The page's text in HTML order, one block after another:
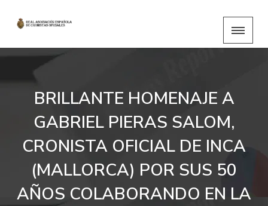
BRILLANTE HOMENAJE A
GABRIEL PIERAS SALOM,
CRONISTA OFICIAL DE INCA
(MALLORCA) POR SUS 50
AÑOS COLABORANDO EN LA